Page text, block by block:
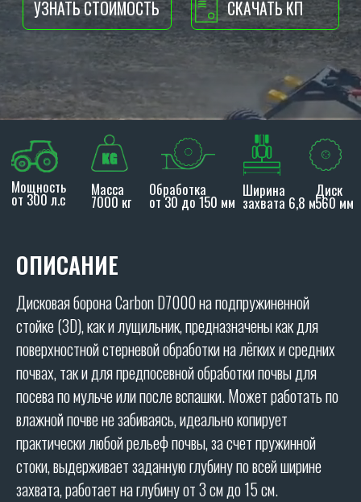
Мощность
от 300 л.с
Масса
7000 кг
Обработка
от 30 до 150 мм
Диск
560 мм
Ширина
захвата 6,8 м
ОПИСАНИЕ
Дисковая борона Carbon D7000 на подпружиненной
стойке (3D), как и лущильник, предназначены как для
поверхностной стерневой обработки на лёгких и средних
почвах, так и для предпосевной обработки почвы для
посева по мульче или после вспашки. Может работать по
влажной почве не забиваясь, идеально копирует
практически любой рельеф почвы, за счет пружинной
стоки, выдерживает заданную глубину по всей ширине
захвата, работает на глубину от 3 см до 15 см.